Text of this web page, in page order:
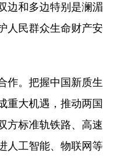
边和多边特别是澜湄
人民群众生命财产安
。把握中国新质生
重大机遇，推动两国
方标准轨铁路、高速
人工智能、物联网等